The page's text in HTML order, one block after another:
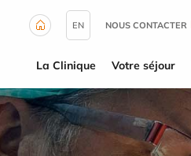
EN NOUS CONTACTER
La Clinique Votre séjour